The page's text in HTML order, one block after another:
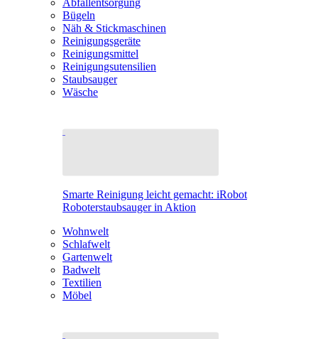
Abfallentsorgung
Bügeln
Näh & Stickmaschinen
Reinigungsgeräte
Reinigungsmittel
Reinigungsutensilien
Staubsauger
Wäsche
Smarte Reinigung leicht gemacht: iRobot
Roboterstaubsauger in Aktion
Wohnwelt
Schlafwelt
Gartenwelt
Badwelt
Textilien
Möbel